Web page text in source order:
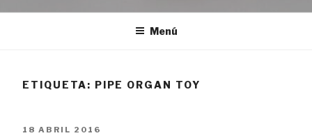
Menú
ETIQUETA: PIPE ORGAN TOY
PUBLICADO
18 ABRIL 2016